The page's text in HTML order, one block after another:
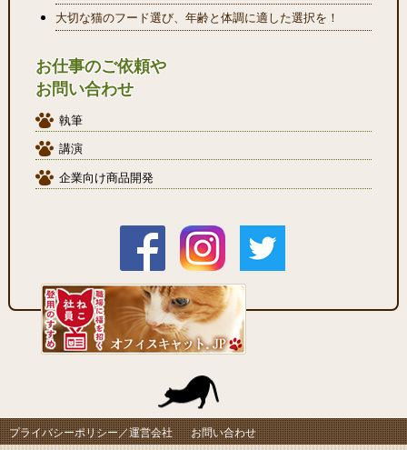
大切な猫のフード選び、年齢と体調に適した選択を！
お仕事のご依頼や
お問い合わせ
執筆
講演
企業向け商品開発
プライバシーポリシー／運営会社 お問い合わせ